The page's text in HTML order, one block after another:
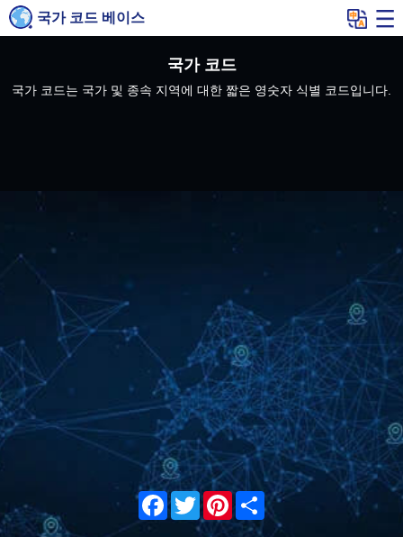
국가 코드 베이스
국가 코드
국가 코드는 국가 및 종속 지역에 대한 짧은 영숫자 식별 코드입니다.
Facebook
TwitterPinterest
Share